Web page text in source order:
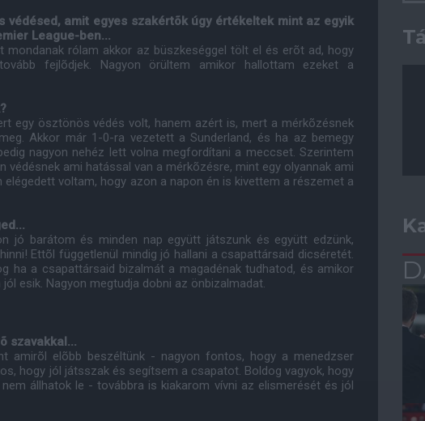
védésed, amit egyes szakértõk úgy értékeltek mint az egyik
League-ben...
mondanak rólam akkor az büszkeséggel tölt el és erõt ad, hogy
fejlõdjek. Nagyon örültem amikor hallottam ezeket a
egy ösztönös védés volt, hanem azért is, mert a mérkõzésnek
Akkor már 1-0-ra vezetett a Sunderland, és ha az bemegy
nagyon nehéz lett volna megfordítani a meccset. Szerintem
védésnek ami hatással van a mérkõzésre, mint egy olyannak ami
voltam, hogy azon a napon én is kivettem a részemet a
jó barátom és minden nap együtt játszunk és együtt edzünk,
Ettõl függetlenül mindig jó hallani a csapattársaid dicséretét.
ha a csapattársaid bizalmát a magadénak tudhatod, és amikor
esik. Nagyon megtudja dobni az önbizalmadat.
szavakkal...
amirõl elõbb beszéltünk - nagyon fontos, hogy a menedzser
hogy jól játsszak és segítsem a csapatot. Boldog vagyok, hogy
állhatok le - továbbra is kiakarom vívni az elismerését és jól